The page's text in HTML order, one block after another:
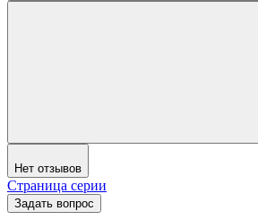
Нет отзывов
Страница серии
Задать вопрос